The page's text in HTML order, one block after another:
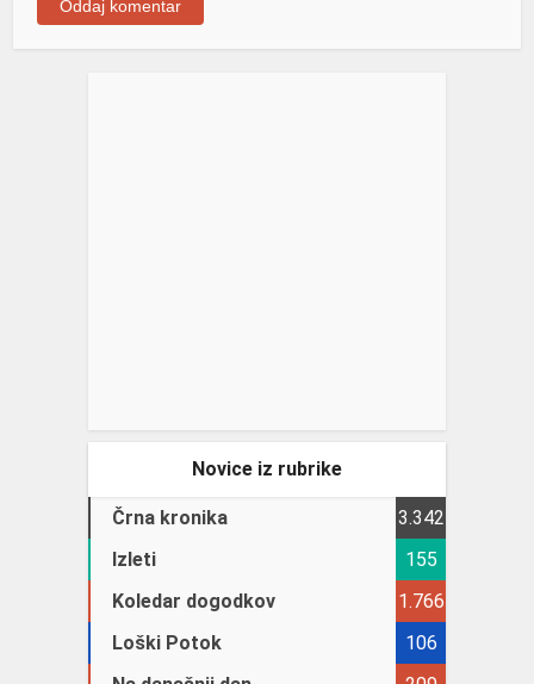
Novice iz rubrike
Črna kronika
3.342
Izleti
155
Koledar dogodkov
1.766
Loški Potok
106